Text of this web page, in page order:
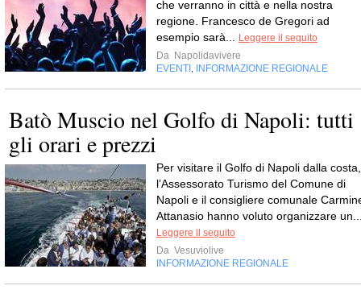
che verranno in città e nella nostra
regione. Francesco de Gregori ad
esempio sarà...
Leggere il seguito
Da Napolidavivere
EVENTI
INFORMAZIONE REGIONALE
Batò Muscio nel Golfo di Napoli: tutti
gli orari e prezzi
Per visitare il Golfo di Napoli dalla costa,
l’Assessorato Turismo del Comune di
Napoli e il consigliere comunale
Attanasio hanno voluto organizzare
Leggere il seguito
Da Vesuviolive
INFORMAZIONE REGIONALE